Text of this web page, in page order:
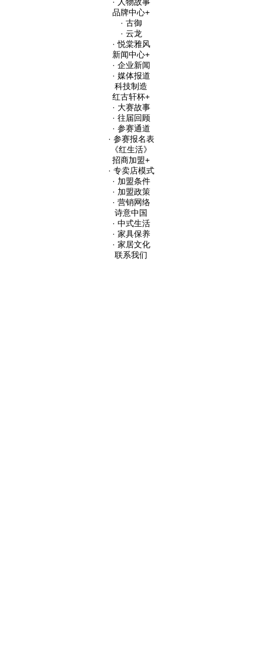
品牌中心+
· 古御
· 云龙
· 悦棠雅风
新闻中心+
· 企业新闻
· 媒体报道
科技制造
红古轩杯+
· 大赛故事
· 往届回顾
· 参赛通道
· 参赛报名表
《红生活》
招商加盟+
· 专卖店模式
· 加盟条件
· 加盟政策
· 营销网络
诗意中国
· 中式生活
· 家具保养
· 家居文化
联系我们